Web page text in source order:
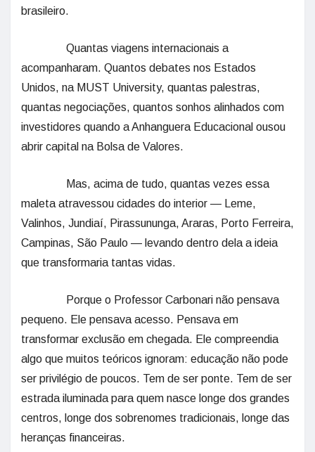
brasileiro.
Quantas viagens internacionais a
acompanharam. Quantos debates nos Estados
Unidos, na MUST University, quantas palestras,
quantas negociações, quantos sonhos alinhados com
investidores quando a Anhanguera Educacional ousou
abrir capital na Bolsa de Valores.
Mas, acima de tudo, quantas vezes essa
maleta atravessou cidades do interior — Leme,
Valinhos, Jundiaí, Pirassununga, Araras, Porto Ferreira,
Campinas, São Paulo — levando dentro dela a ideia
que transformaria tantas vidas.
Porque o Professor Carbonari não pensava
pequeno. Ele pensava acesso. Pensava em
transformar exclusão em chegada. Ele compreendia
algo que muitos teóricos ignoram: educação não pode
ser privilégio de poucos. Tem de ser ponte. Tem de ser
estrada iluminada para quem nasce longe dos grandes
centros, longe dos sobrenomes tradicionais, longe das
heranças financeiras.